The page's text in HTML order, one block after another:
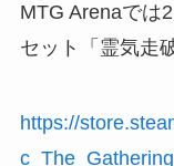
MTG Arenaでは
セット「霊気走破
https://